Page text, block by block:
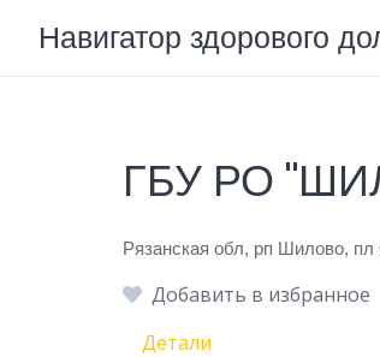
Навигатор здорового
ГБУ РО
Рязанская обл, рп Шилово, пл
Добавить в избранное
Детали